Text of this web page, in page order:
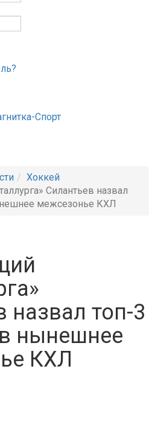
Хоккей
Силантьев назвал
межсезонье КХЛ
назвал топ-3
нынешнее
КХЛ